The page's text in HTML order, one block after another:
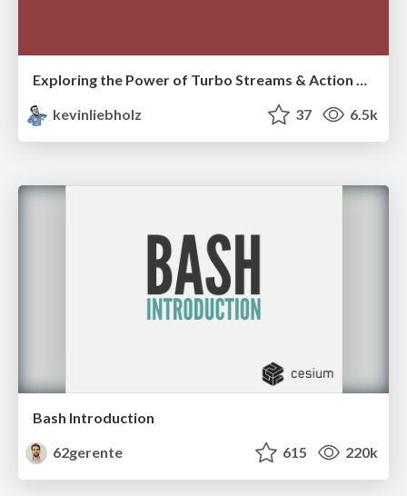
kevinliebholz
37 6.5k
Bash Introduction
62gerente
615 220k